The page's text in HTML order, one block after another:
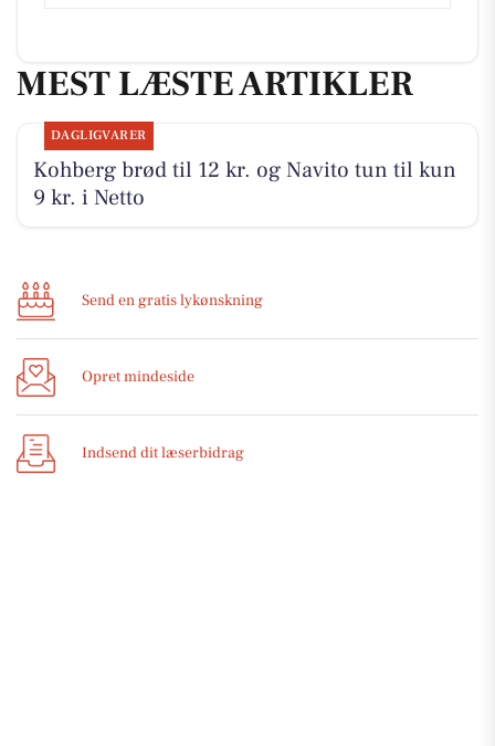
MEST LÆSTE ARTIKLER
DAGLIGVARER
Kohberg brød til 12 kr. og Navito tun til kun
9 kr. i Netto
Send en gratis lykønskning
Opret mindeside
Indsend dit læserbidrag